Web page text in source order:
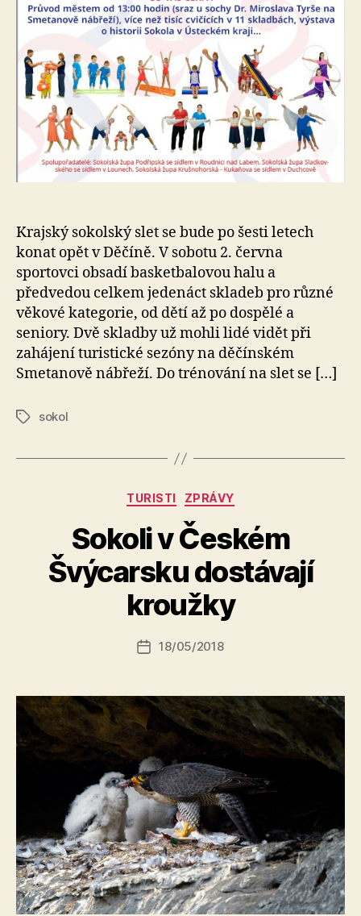
Krajský sokolský slet se bude po šesti letech
konat opět v Děčíně. V sobotu 2. června
sportovci obsadí basketbalovou halu a
předvedou celkem jedenáct skladeb pro různé
věkové kategorie, od dětí až po dospělé a
seniory. Dvě skladby už mohli lidé vidět při
zahájení turistické sezóny na děčínském
Smetanově nábřeží. Do trénování na slet se […]
Štítkysokol
Rubriky
TURISTI ZPRÁVY
Sokoli v Českém
Švýcarsku dostávají
kroužky
Autor
příspěvku
A
u
o
a
s
o
Datum
18/05/2018